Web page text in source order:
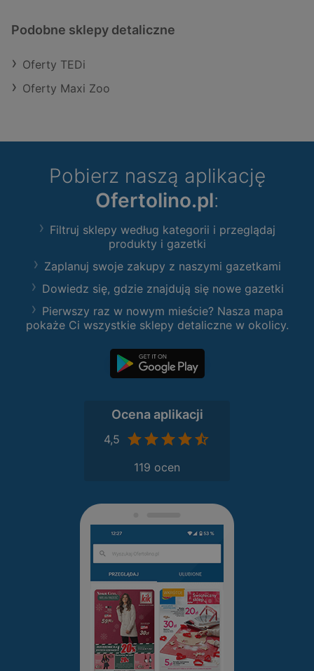
Podobne sklepy detaliczne
Oferty TEDi
Oferty Maxi Zoo
Pobierz naszą aplikację
Ofertolino.pl:
Filtruj sklepy według kategorii i przeglądaj
produkty i gazetki
Zaplanuj swoje zakupy z naszymi gazetkami
Dowiedz się, gdzie znajdują się nowe gazetki
Pierwszy raz w nowym mieście? Nasza mapa
pokaże Ci wszystkie sklepy detaliczne w okolicy.
Ocena aplikacji
4,5
119 ocen